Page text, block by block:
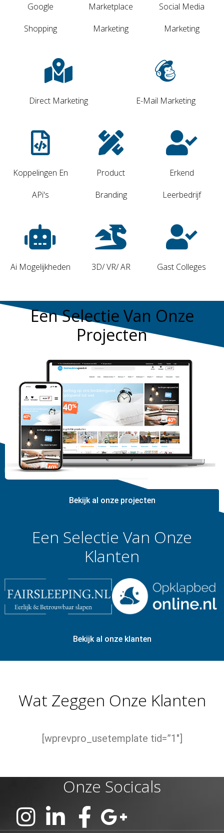
Google
Shopping
Marketplace
Marketing
Social Media
Marketing
Direct Marketing E-Mail Marketing
Koppelingen En
APi's
Product
Branding
Erkend
Leerbedrijf
Ai Mogelijkheden 3D/ VR/ AR Gast Colleges
Een Selectie Van Onze
Projecten
Bekijk al onze projecten
Een Selectie Van Onze
Klanten
Bekijk al onze klanten
Wat Zeggen Onze Klanten
[wprevpro_usetemplate tid=”1″]
Onze Socicals